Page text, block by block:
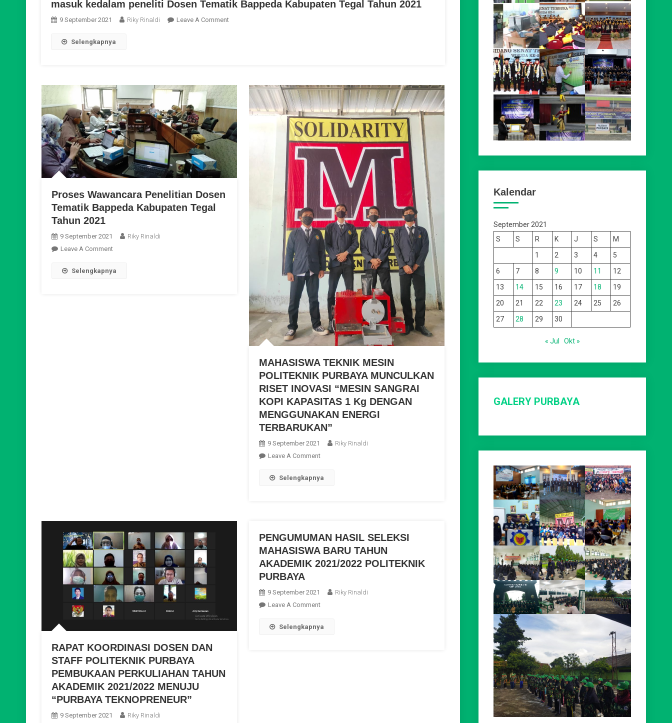
masuk kedalam peneliti Dosen Tematik Bappeda Kabupaten Tegal Tahun 2021
9 September 2021 Riky Rinaldi Leave A CommentOn
S.T,
M.T,
Henny
Indriyani,
S.T,
M.M,
Dan
Yohannes
SM
Bappeda
Kabupaten
Selengkapnya
Proses Wawancara Penelitian Dosen
Tematik Bappeda Kabupaten Tegal
Tahun 2021
9 September 2021
Riky Rinaldi
Leave A CommentOn
Wawancara
Selengkapnya
MAHASISWA TEKNIK MESIN
POLITEKNIK PURBAYA MUNCULKAN
RISET INOVASI “MESIN SANGRAI
KOPI KAPASITAS 1 Kg DENGAN
MENGGUNAKAN ENERGI
TERBARUKAN”
9 September 2021
Riky Rinaldi
Leave A CommentOn
TEKNIK
RISET
INOVASI
“MESIN
KAPASITAS
1
DENGAN
Selengkapnya
RAPAT KOORDINASI DOSEN DAN
STAFF POLITEKNIK PURBAYA
PEMBUKAAN PERKULIAHAN TAHUN
AKADEMIK 2021/2022 MENUJU
“PURBAYA TEKNOPRENEUR”
9 September 2021
Riky Rinaldi
PENGUMUMAN HASIL SELEKSI
MAHASISWA BARU TAHUN
AKADEMIK 2021/2022 POLITEKNIK
PURBAYA
9 September 2021
Riky Rinaldi
Leave A CommentOn
HASIL
Selengkapnya
Kalendar
September 2021
S
S R K J S
M
1
2 3 4
5
6
7 8 9 10 11
12
13
14 15 16 17 18
19
20
21 22 23 24 25
26
27
28 29 30
« Jul Okt »
GALERY PURBAYA